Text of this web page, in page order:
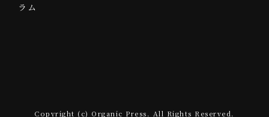
ラム
Copyright (c) Organic Press. All Rights Reserved.